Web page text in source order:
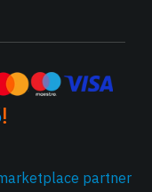
partner